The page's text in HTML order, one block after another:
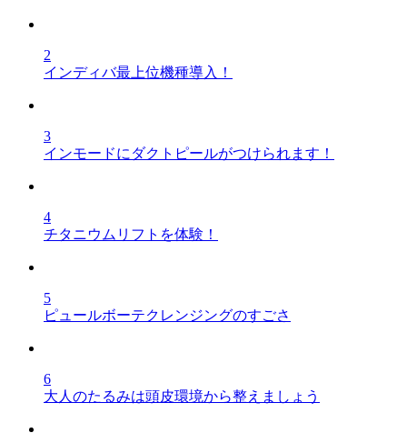
2
インディバ最上位機種導入！
3
インモードにダクトピールがつけられます！
4
チタニウムリフトを体験！
5
ピュールボーテクレンジングのすごさ
6
大人のたるみは頭皮環境から整えましょう